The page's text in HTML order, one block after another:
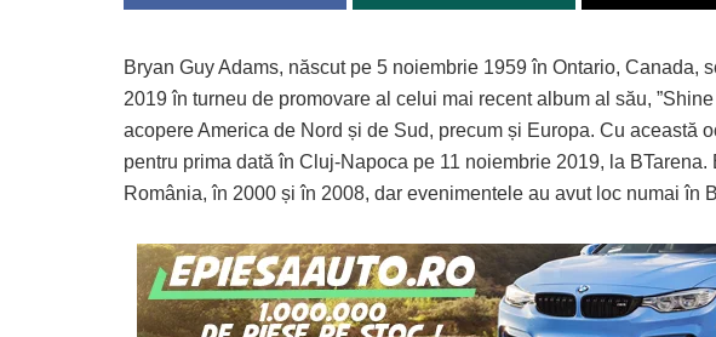
Bryan Guy Adams, născut pe 5 noiembrie 1959 în Ontario, Canada,
2019 în turneu de promovare al celui mai recent album al său,
acopere America de Nord și de Sud, precum și Europa. Cu această
pentru prima dată în Cluj-Napoca pe 11 noiembrie 2019, la
România, în 2000 și în 2008, dar evenimentele au avut loc numai în